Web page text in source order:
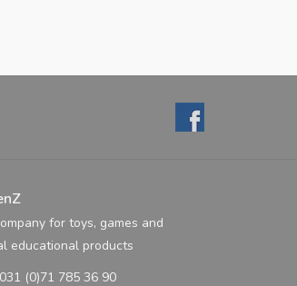
for toys, games and
educational products
(0)71 785 36 90